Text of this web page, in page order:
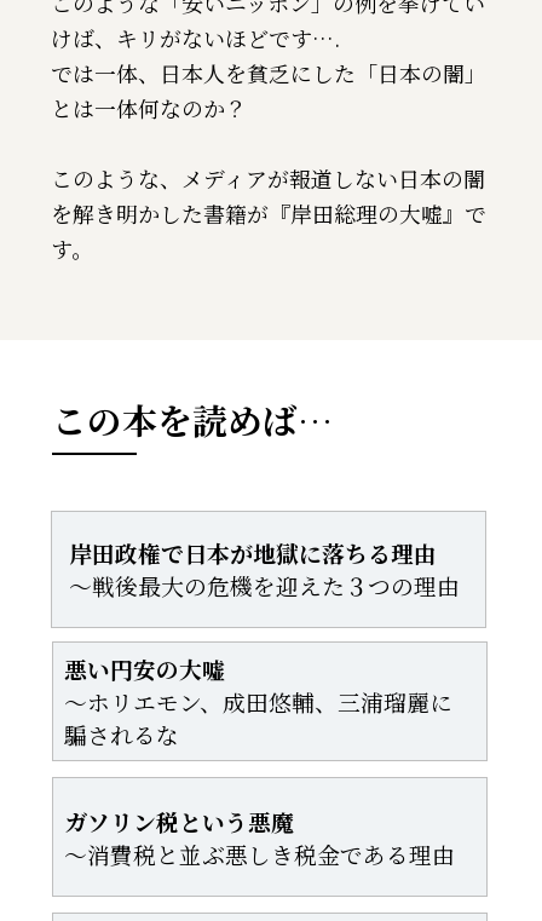
けば、キリがないほどです….
では一体、日本人を貧乏にした「日本の闇」
とは一体何なのか？
このような、メディアが報道しない日本の闇
を解き明かした書籍が『岸田総理の大嘘』で
す。
この本を読めば…
岸田政権で日本が地獄に落ちる理由
〜戦後最大の危機を迎えた３つの理由
悪い円安の大嘘
〜ホリエモン、成田悠輔、三浦瑠麗に
騙されるな
ガソリン税という悪魔
〜消費税と並ぶ悪しき税金である理由